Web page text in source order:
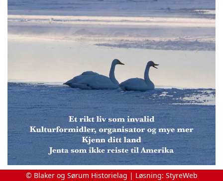
© Blaker og Sørum Historielag | Løsning: StyreWeb